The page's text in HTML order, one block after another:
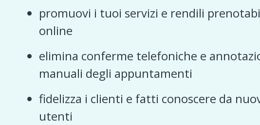
promuovi i tuoi servizi e rendili
online
elimina conferme telefoniche e
manuali degli appuntamenti
fidelizza i clienti e fatti conoscere da
utenti